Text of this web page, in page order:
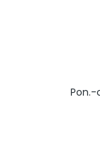
Pon.-